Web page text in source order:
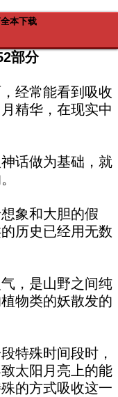
本下载
部分
常能看到吸收
精华，在现实中
做为基础，就
和大胆的假
历史已经用无数
是山野之间纯
物类的妖散发的
殊时间段时，
太阳月亮上的能
的方式吸收这一